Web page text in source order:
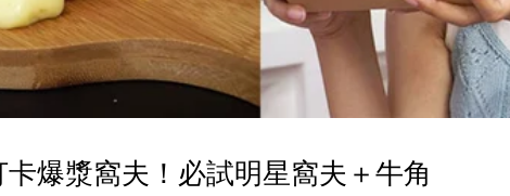
卡爆漿窩夫！必試明星窩夫＋牛角